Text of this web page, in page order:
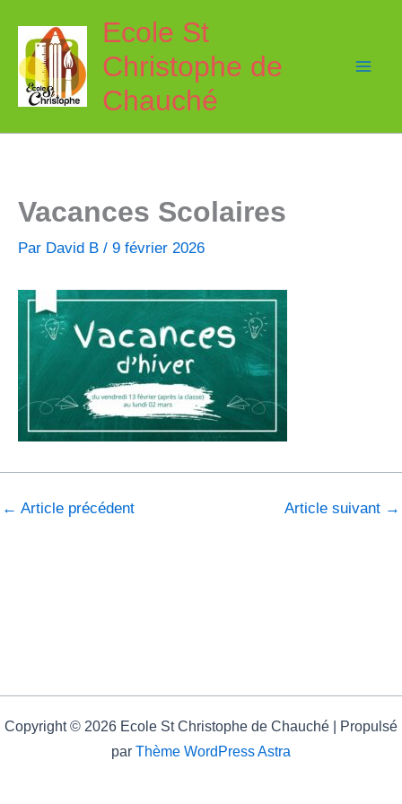
contenu
Ecole St
Christophe de
Chauché
Vacances Scolaires
Par David B / 9 février 2026
← Article précédent Article suivant →
Copyright © 2026 Ecole St Christophe de Chauché | Propulsé
par Thème WordPress Astra